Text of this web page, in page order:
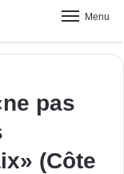
Menu
pas
(Côte